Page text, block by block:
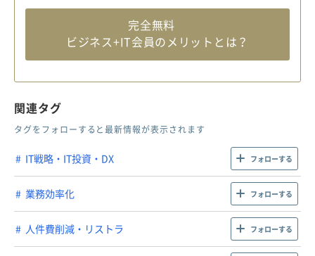
完全無料
ビジネス+IT会員のメリットとは？
関連タグ
タグをフォローすると最新情報が表示されます
IT戦略・IT投資・DX フォローする
業務効率化 フォローする
人件費削減・リストラ フォローする